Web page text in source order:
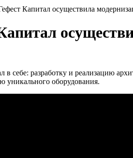
Капитал осуществила
в себе: разработку и реализацию
уникального оборудования.